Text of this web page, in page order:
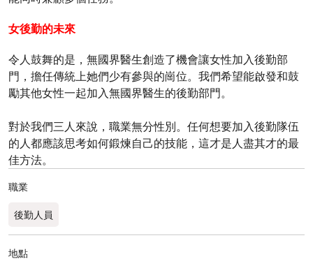
女後勤的未來
令人鼓舞的是，無國界醫生創造了機會讓女性加入後勤部
門，擔任傳統上她們少有參與的崗位。我們希望能啟發和鼓
勵其他女性一起加入無國界醫生的後勤部門。
對於我們三人來說，職業無分性別。任何想要加入後勤隊伍
的人都應該思考如何鍛煉自己的技能，這才是人盡其才的最
佳方法。
職業
後勤人員​
地點